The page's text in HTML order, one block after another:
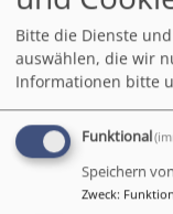
"Durch
Ökumenischer
Viele Frauen
konnten zum
Bitte die Dienste
auswählen, die wir
Informationen bitte
Funktional
Speichern
Zweck: